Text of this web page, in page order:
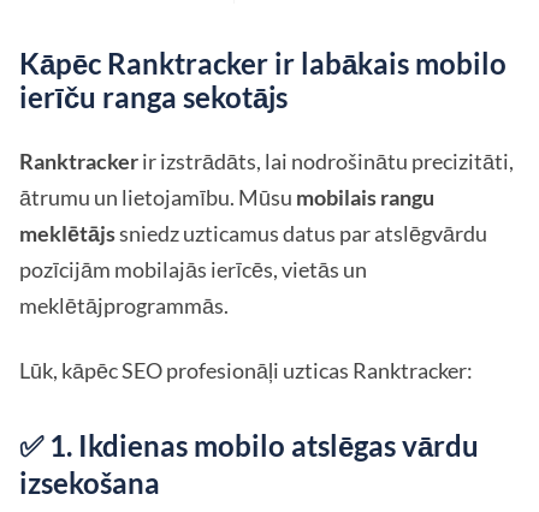
Kāpēc Ranktracker ir labākais mobilo
ierīču ranga sekotājs
Ranktrackerir izstrādāts, lai nodrošinātu precizitāti,
ātrumu un lietojamību. Mūsu mobilais rangu
meklētājssniedz uzticamus datus par atslēgvārdu
pozīcijām mobilajās ierīcēs, vietās un
meklētājprogrammās.
Lūk, kāpēc SEO profesionāļi uzticas Ranktracker:
✅ 1. Ikdienas mobilo atslēgas vārdu
izsekošana